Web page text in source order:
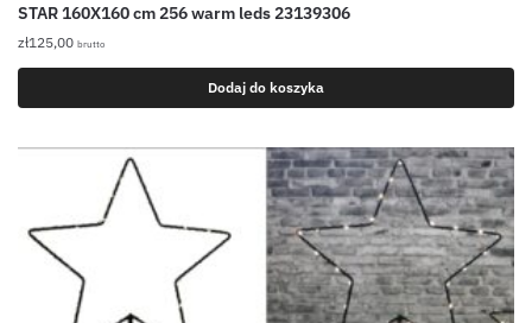
STAR 160X160 cm 256 warm leds 23139306
zł125,00 brutto
Dodaj do koszyka